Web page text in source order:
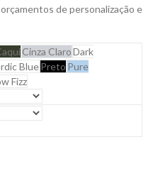
de personalização e
Cinza ClaroDark
BluePreto Pure
Fizz